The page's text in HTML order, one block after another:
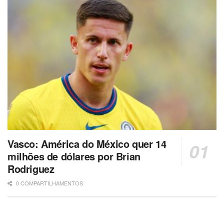
Vasco: América do México quer 14
milhões de dólares por Brian
Rodriguez
0 COMPARTILHAMENTOS